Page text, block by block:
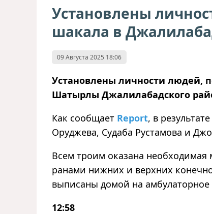
Установлены
шакала в
09 Августа 2025 18:06
Установлены личности людей,
Шатырлы Джалилабадского
Как сообщает Report, в
Оруджева, Судаба Рустамова и
Всем троим оказана
ранами нижних и верхних
выписаны домой на амбулаторное
12:58